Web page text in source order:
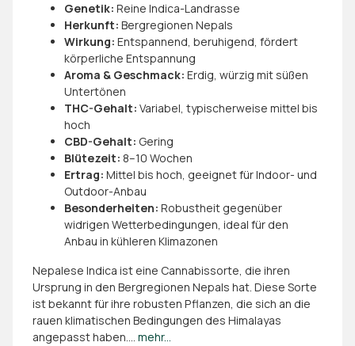
Genetik: Reine Indica-Landrasse
Herkunft: Bergregionen Nepals
Wirkung: Entspannend, beruhigend, fördert
körperliche Entspannung
Aroma & Geschmack: Erdig, würzig mit süßen
Untertönen
THC-Gehalt: Variabel, typischerweise mittel bis
hoch
CBD-Gehalt: Gering
Blütezeit: 8–10 Wochen
Ertrag: Mittel bis hoch, geeignet für Indoor- und
Outdoor-Anbau
Besonderheiten: Robustheit gegenüber
widrigen Wetterbedingungen, ideal für den
Anbau in kühleren Klimazonen
​Nepalese Indica ist eine Cannabissorte, die ihren
Ursprung in den Bergregionen Nepals hat. Diese Sorte
ist bekannt für ihre robusten Pflanzen, die sich an die
rauen klimatischen Bedingungen des Himalayas
angepasst haben.... mehr...